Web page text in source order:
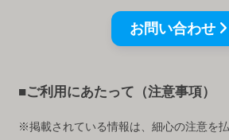
お問い合わせ
■ご利用にあたって（注意事項）
※掲載されている情報は、細心の注意を